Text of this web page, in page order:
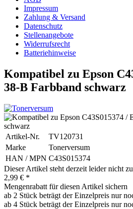
Impressum
Zahlung & Versand
Datenschutz
Stellenangebote
Widerrufsrecht
Batteriehinweise
Kompatibel zu Epson
38-B Farbband schwarz
Artikel-Nr.
TV120731
Marke
Tonerversum
HAN / MPN C43S015374
Dieser Artikel steht derzeit leider nicht
2,99 € *
Mengenrabatt für diesen Artikel sichern
ab 2 Stück beträgt der Einzelpreis nur
ab 4 Stück beträgt der Einzelpreis nur